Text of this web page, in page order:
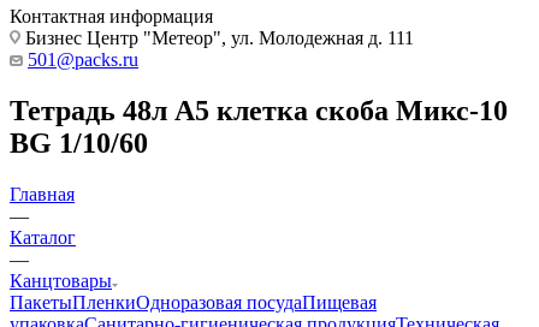
Контактная информация
Бизнес Центр "Метеор", ул. Молодежная д. 111
501@packs.ru
Тетрадь 48л А5 клетка скоба Микс-10
BG 1/10/60
Главная
—
Каталог
—
Канцтовары
ПакетыПленкиОдноразовая посудаПищевая